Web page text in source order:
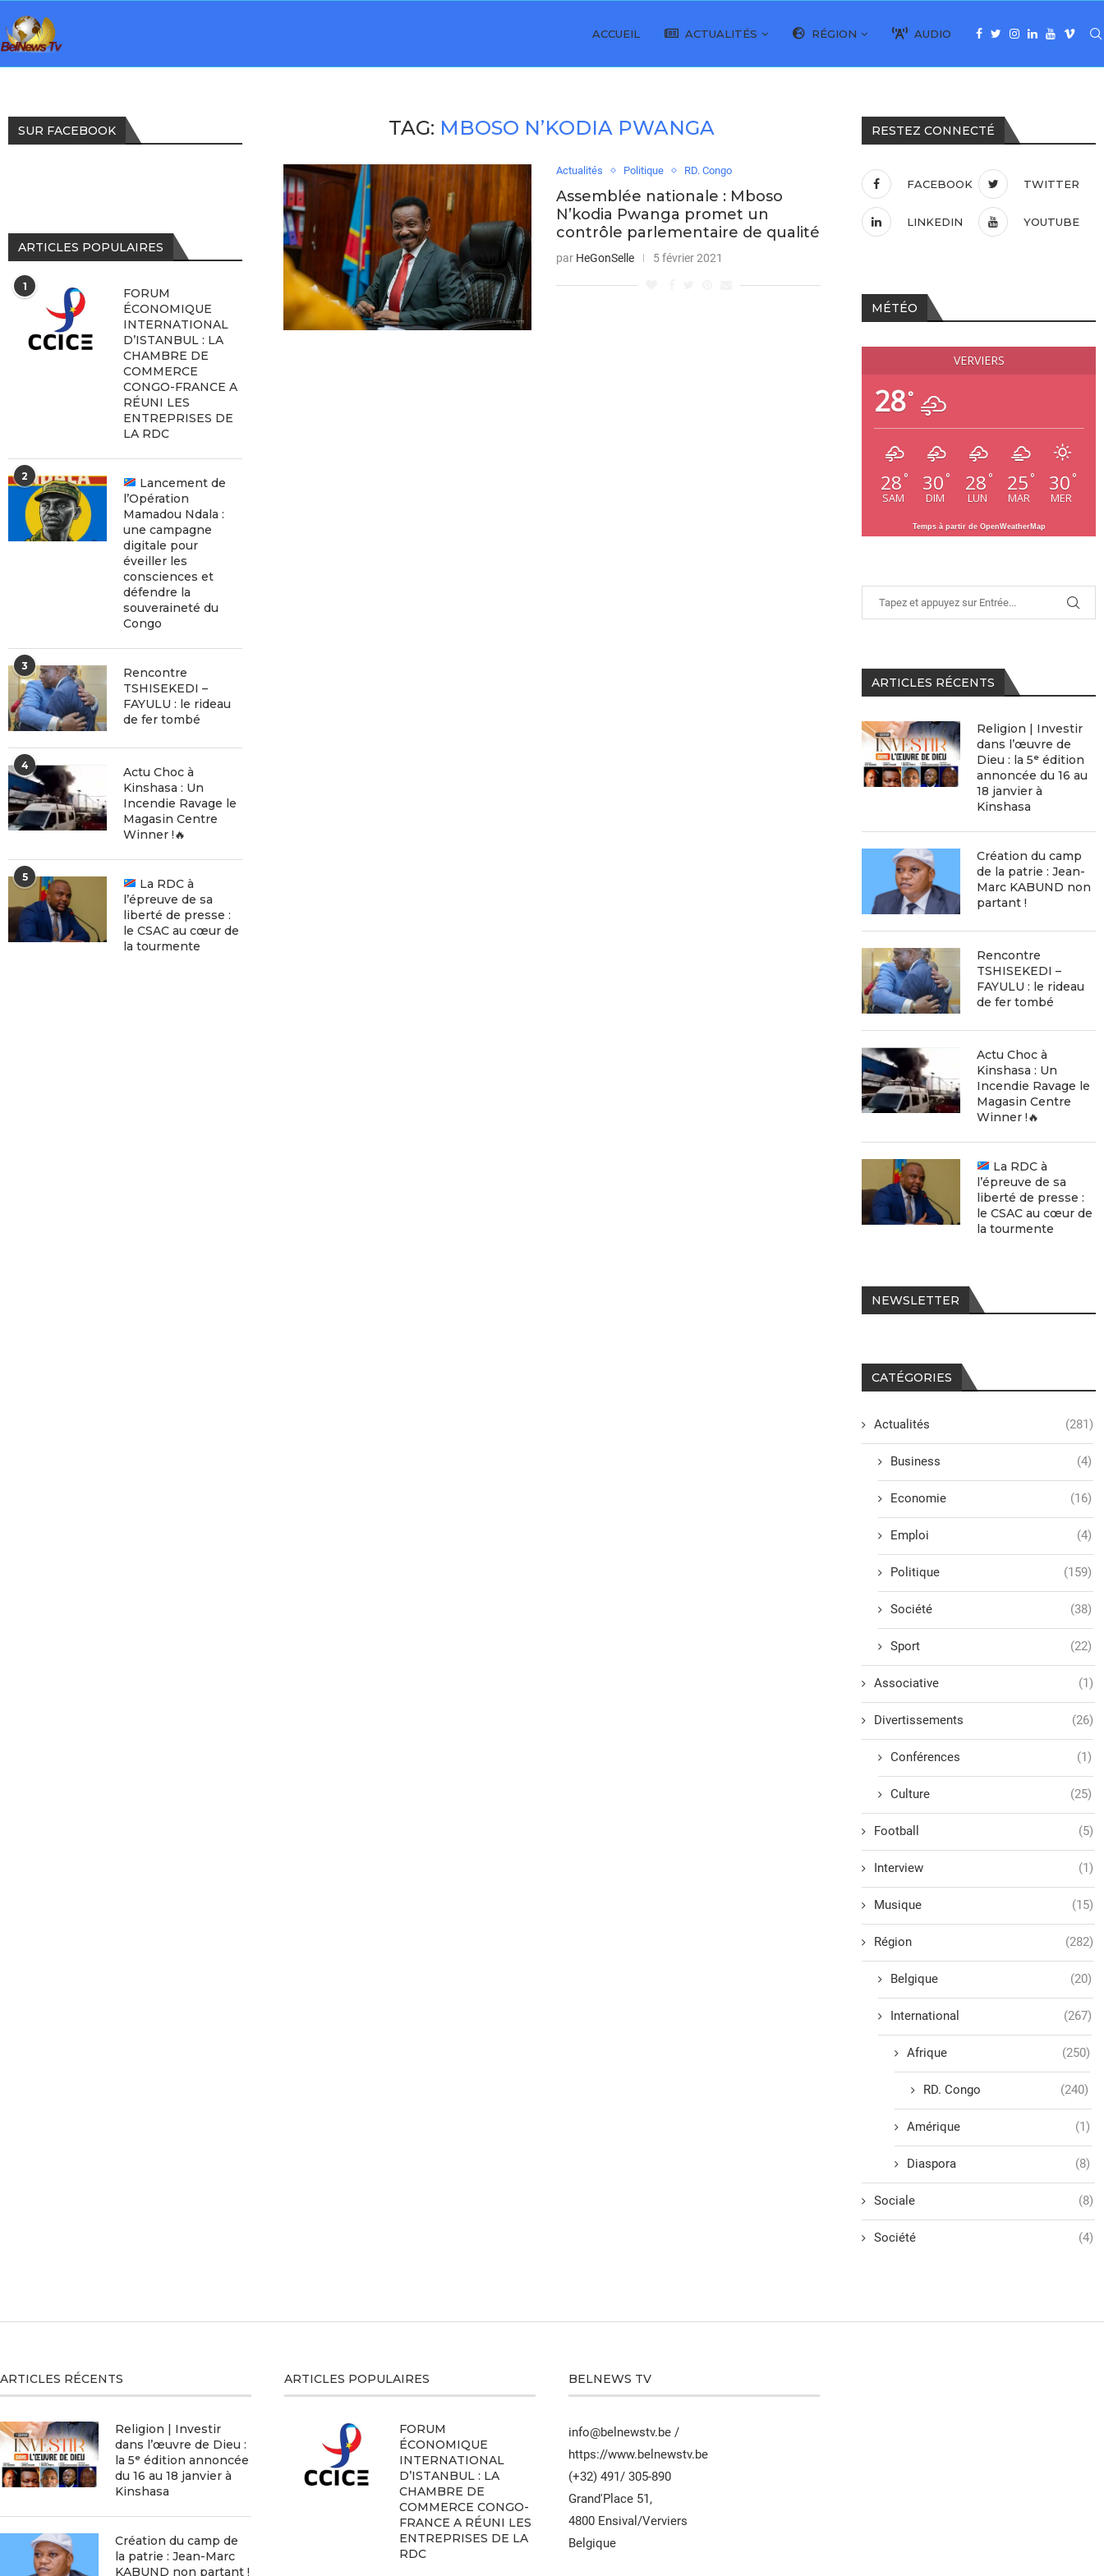
ACCUEIL ACTUALITÉS RÉGION AUDIO
TAG: MBOSO N’KODIA PWANGA
Actualités Politique RD. Congo
Assemblée nationale : Mboso
N’kodia Pwanga promet un
contrôle parlementaire de qualité
par HeGonSelle 5 février 2021
RESTEZ CONNECTÉ
FACEBOOK TWITTER
LINKEDIN YOUTUBE
MÉTÉO
VERVIERS
28°
28 °
SAM
30 °
DIM
28 °
LUN
25 °
MAR
30 °
MER
Temps à partir de OpenWeatherMap
ARTICLES RÉCENTS
Religion | Investir
dans l’œuvre de
Dieu : la 5ᵉ édition
annoncée du 16 au
18 janvier à
Kinshasa
Création du camp
de la patrie : Jean-
Marc KABUND non
partant !
Rencontre
TSHISEKEDI –
FAYULU : le rideau
de fer tombé
Actu Choc à
Kinshasa : Un
Incendie Ravage le
Magasin Centre
Winner !🔥
La RDC à
l’épreuve de sa
liberté de presse :
le CSAC au cœur de
la tourmente
NEWSLETTER
CATÉGORIES
Actualités (281)
Business (4)
Economie (16)
Emploi (4)
Politique (159)
Société (38)
Sport (22)
Associative (1)
Divertissements (26)
Conférences (1)
Culture (25)
Football (5)
Interview (1)
Musique (15)
Région (282)
Belgique (20)
International (267)
Afrique (250)
RD. Congo (240)
Amérique (1)
Diaspora (8)
Sociale (8)
Société (4)
SUR FACEBOOK
ARTICLES POPULAIRES
1
FORUM
ÉCONOMIQUE
INTERNATIONAL
D’ISTANBUL : LA
CHAMBRE DE
COMMERCE
CONGO-FRANCE A
RÉUNI LES
ENTREPRISES DE
LA RDC
2
Lancement de
l’Opération
Mamadou Ndala :
une campagne
digitale pour
éveiller les
consciences et
défendre la
souveraineté du
Congo
3
Rencontre
TSHISEKEDI –
FAYULU : le rideau
de fer tombé
4
Actu Choc à
Kinshasa : Un
Incendie Ravage le
Magasin Centre
Winner !🔥
5
La RDC à
l’épreuve de sa
liberté de presse :
le CSAC au cœur de
la tourmente
ARTICLES RÉCENTS
Religion | Investir
dans l’œuvre de Dieu :
la 5ᵉ édition annoncée
du 16 au 18 janvier à
Kinshasa
Création du camp de
la patrie : Jean-Marc
KABUND non partant !
ARTICLES POPULAIRES
FORUM
ÉCONOMIQUE
INTERNATIONAL
D’ISTANBUL : LA
CHAMBRE DE
COMMERCE CONGO-
FRANCE A RÉUNI LES
ENTREPRISES DE LA
RDC
BELNEWS TV
info@belnewstv.be /
https://www.belnewstv.be
(+32) 491/ 305-890
Grand'Place 51,
4800 Ensival/Verviers
Belgique